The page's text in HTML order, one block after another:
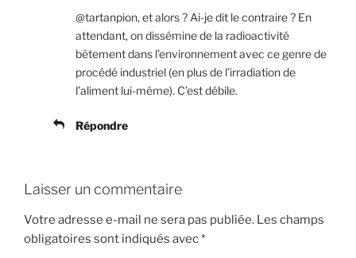
@tartanpion, et alors ? Ai-je dit le contraire ? En
attendant, on dissémine de la radioactivité
bêtement dans l’environnement avec ce genre de
procédé industriel (en plus de l’irradiation de
l’aliment lui-même). C’est débile.
Répondre
Laisser un commentaire
Votre adresse e-mail ne sera pas publiée. Les champs
obligatoires sont indiqués avec*